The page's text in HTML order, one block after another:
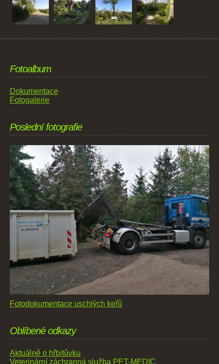
Fotoalbum
Dokumentace
Fotogalerie
Poslední fotografie
Fotodokumentace uschlých keřů
Oblíbené odkazy
Aktuálně o hřbitůvku
Veterinární záchranná služba PET-MEDIC